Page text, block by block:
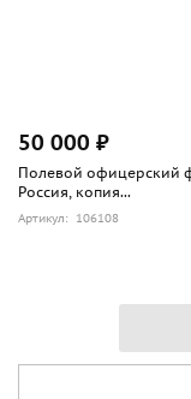
50 000 ₽
Полевой офицерский
Россия, копия...
Артикул: 106108